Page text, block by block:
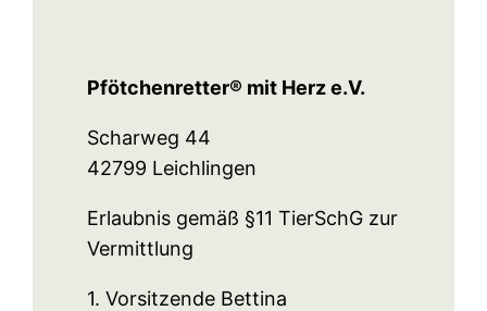
Pfötchenretter® mit Herz e.V.
Scharweg 44
42799 Leichlingen
Erlaubnis gemäß §11 TierSchG zur
Vermittlung
1. Vorsitzende Bettina